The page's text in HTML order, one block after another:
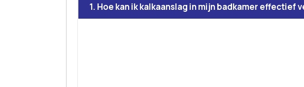
1. Hoe kan ik kalkaanslag in mijn badkamer effectief